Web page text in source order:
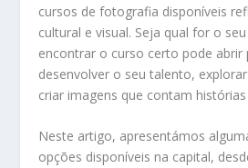
cursos de fotografia disponíveis
cultural e visual. Seja qual for o
encontrar o curso certo pode abrir
desenvolver o seu talento,
criar imagens que contam histórias
Neste artigo, apresentámos
opções disponíveis na capital,